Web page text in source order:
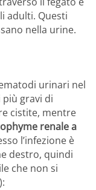
adulti. Questi
nella urine.
urinari nel
più gravi di
cistite, mentre
renale a
l’infezione è
destro, quindi
che non si